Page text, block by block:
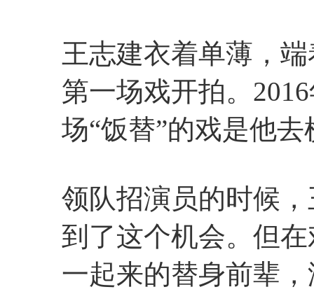
王志建衣着单薄，
第一场戏开拍。
场“饭替”的戏是他
领队招演员的时候
到了这个机会。但
一起来的替身前辈